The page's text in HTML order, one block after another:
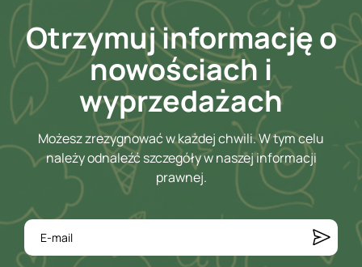
Otrzymuj informację o
nowościach i
wyprzedażach
Możesz zrezygnować w każdej chwili. W tym celu
należy odnaleźć szczegóły w naszej informacji
prawnej.